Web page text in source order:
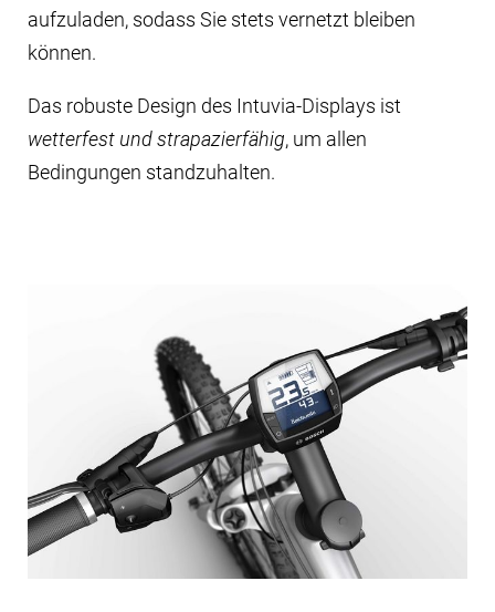
aufzuladen, sodass Sie stets vernetzt bleiben
können.
Das robuste Design des Intuvia-Displays ist
wetterfest und strapazierfähig, um allen
Bedingungen standzuhalten.